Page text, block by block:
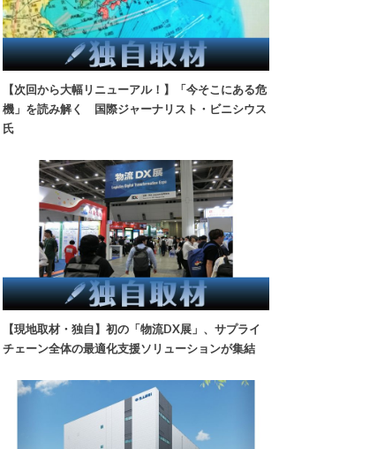
【次回から大幅リニューアル！】「今そこにある危
機」を読み解く 国際ジャーナリスト・ビニシウス
氏
【現地取材・独自】初の「物流DX展」、サプライ
チェーン全体の最適化支援ソリューションが集結